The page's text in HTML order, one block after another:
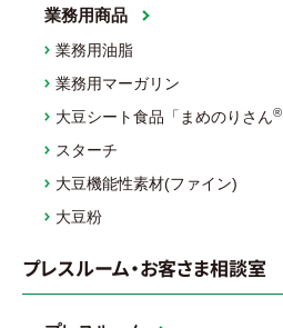
業務用商品
業務用油脂
業務用マーガリン
大豆シート食品「まめのりさん®
スターチ
大豆機能性素材(ファイン)
大豆粉
プレスルーム・お客さま相談室